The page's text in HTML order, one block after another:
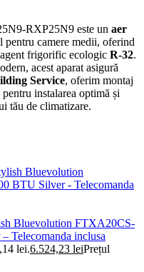
RXP25N9 este un aer
pentru camere medii, oferind
frigorific ecologic R-32.
acest aparat asigură
Service, oferim montaj
instalarea optimă și
tău de climatizare.
Bluevolution FTXA20CS-
Telecomanda inclusa
lei.6.524,23 leiPrețul